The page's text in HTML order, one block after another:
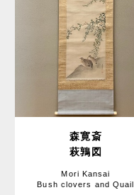
森寛斎
萩鶉図
Mori Kansai
Bush clovers and Quail